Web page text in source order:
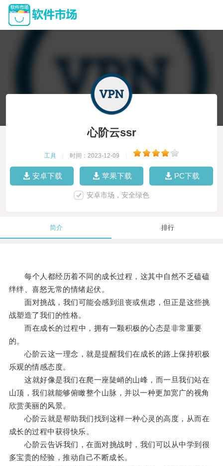
心阶云ssr
工具 时间：2023-12-09
安卓下载 苹果下载 PC下载
安卓市场，安全绿色
简介 排行
每个人都经历着不同的成长过程，这其中自然不乏磕磕
绊绊、喜怒无常的情绪起伏。
面对挑战，我们可能会感到沮丧或焦虑，但正是这些挑
战塑造了我们的性格。
而在成长的过程中，拥有一颗积极的心态是非常重要
的。
心阶云这一理念，就是提醒我们在成长的路上保持积极
乐观的情感态度。
这就好像是我们在爬一座陡峭的山峰，而一旦我们站在
山顶，我们就能够俯瞰整个山脉，并以一种更加宽广的视角
欣赏美丽的风景。
心阶云就是帮助我们找到这样一种心灵的高度，从而在
成长的过程中获得快乐。
心阶云告诉我们，在面对挑战时，我们可以从中学到很
多宝贵的经验，推动自己不断成长。